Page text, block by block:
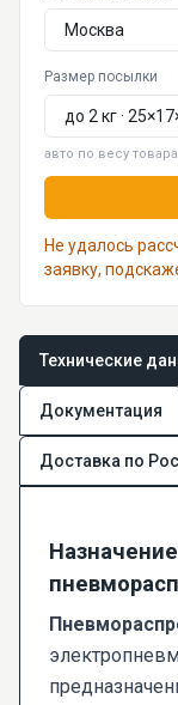
Размер посылки
авто по весу
Не удалось
заявку,
Технические
Документация
Доставка по